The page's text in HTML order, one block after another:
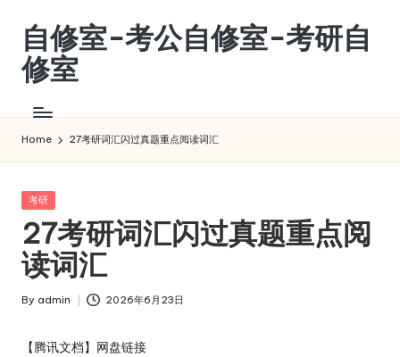
content
自修室-考公自修室-考研自
修室
公
自
修
考
研
自
修
室
Home 27考研词汇闪过真题重点阅读词汇
Posted
考研
27考研词汇闪过真题重点阅
读词汇
Posted
By admin 2026年6月23日
【腾讯文档】网盘链接